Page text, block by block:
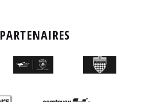
PARTENAIRES